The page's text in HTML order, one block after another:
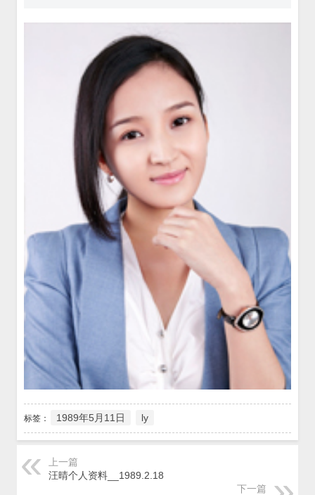
标签： 1989年5月11日 ly
上一篇
汪晴个人资料__1989.2.18
下一篇